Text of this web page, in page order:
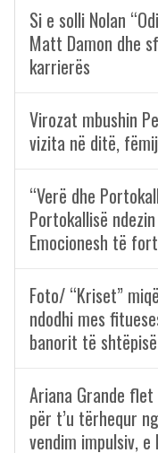
Si e solli Nolan
Matt Damon dhe
karrierës
Virozat mbushin
vizita në ditë,
“Verë dhe
Portokallisë
Emocionesh të
Foto/ “Kriset”
ndodhi mes
banorit të
Ariana Grande
për t’u tërhequr
vendim impulsiv,